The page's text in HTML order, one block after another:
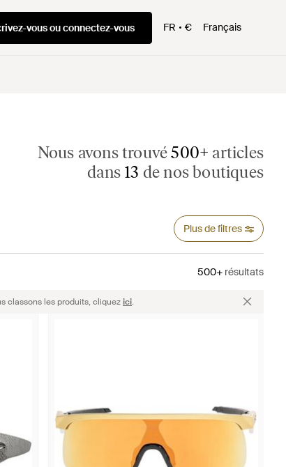
vous ou connectez-vous FR € Français
Nous avons trouvé500+ articles
dans 13 de nos boutiques
Plus de filtres
500+ résultats
classons les produits, cliquezici.